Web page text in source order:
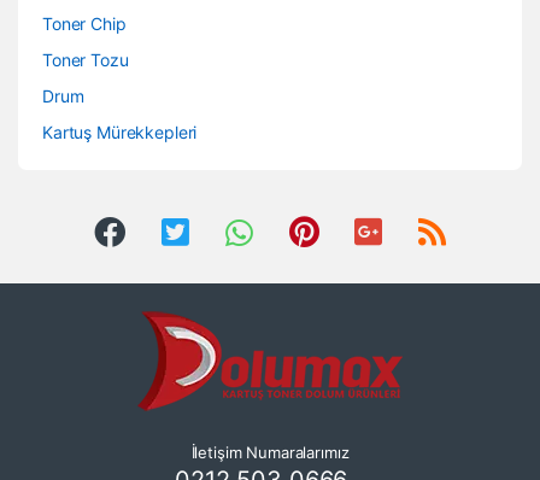
Toner Chip
Toner Tozu
Drum
Kartuş Mürekkepleri
İletişim Numaralarımız